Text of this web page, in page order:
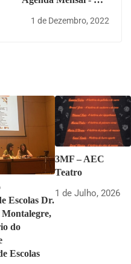
1 de Dezembro, 2022
Escolas Dr.
do
Escolas
3MF – AEC
Teatro
1 de Julho, 2026